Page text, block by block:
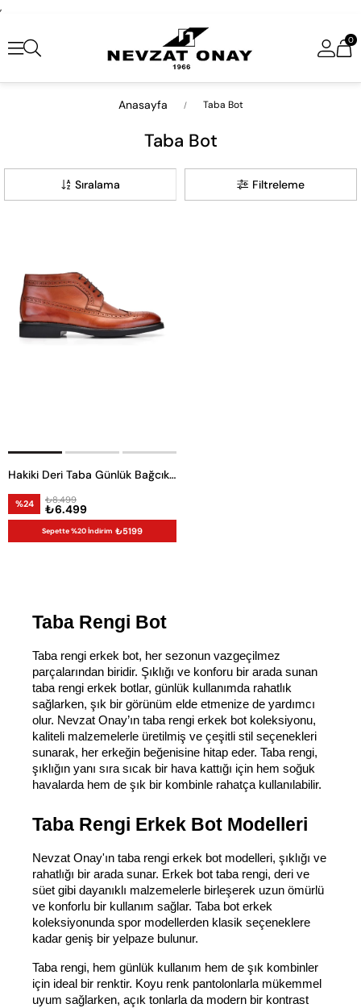
,
0
Anasayfa Taba Bot
Taba Bot
Filtreleme
Sıralama
Hakiki Deri Taba Günlük Bağcıklı Erkek Bot-10735-
%24 ₺6.499
₺8.499
Sepette %20 İndirim ₺5199
Taba Rengi Bot
Taba rengi erkek bot, her sezonun vazgeçilmez
parçalarından biridir. Şıklığı ve konforu bir arada sunan
taba rengi erkek botlar, günlük kullanımda rahatlık
sağlarken, şık bir görünüm elde etmenize de yardımcı
olur. Nevzat Onay’ın taba rengi erkek bot koleksiyonu,
kaliteli malzemelerle üretilmiş ve çeşitli stil seçenekleri
sunarak, her erkeğin beğenisine hitap eder. Taba rengi,
şıklığın yanı sıra sıcak bir hava kattığı için hem soğuk
havalarda hem de şık bir kombinle rahatça kullanılabilir.
Taba Rengi Erkek Bot Modelleri
Nevzat Onay'ın taba rengi erkek bot modelleri, şıklığı ve
rahatlığı bir arada sunar. Erkek bot taba rengi, deri ve
süet gibi dayanıklı malzemelerle birleşerek uzun ömürlü
ve konforlu bir kullanım sağlar. Taba bot erkek
koleksiyonunda spor modellerden klasik seçeneklere
kadar geniş bir yelpaze bulunur.
Taba rengi, hem günlük kullanım hem de şık kombinler
için ideal bir renktir. Koyu renk pantolonlarla mükemmel
uyum sağlarken, açık tonlarla da modern bir kontrast